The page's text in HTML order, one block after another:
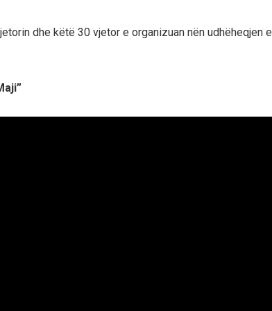
dhe këtë 30 vjetor e organizuan nën udhëheqjen e